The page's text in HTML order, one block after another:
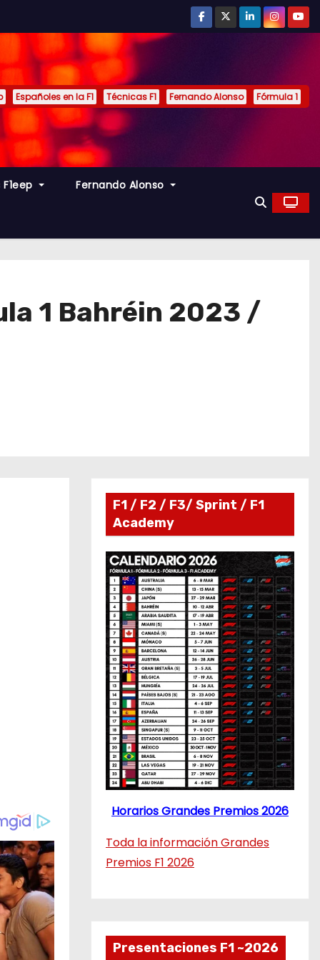
Españoles en la F1 Técnicas F1 Fernando Alonso Fórmula 1
Fernando Alonso
1 Bahréin 2023 /
F1 / F2 / F3/ Sprint / F1
Academy
Horarios Grandes Premios 2026
Toda la información Grandes
Premios F1 2026
Presentaciones F1 ~2026